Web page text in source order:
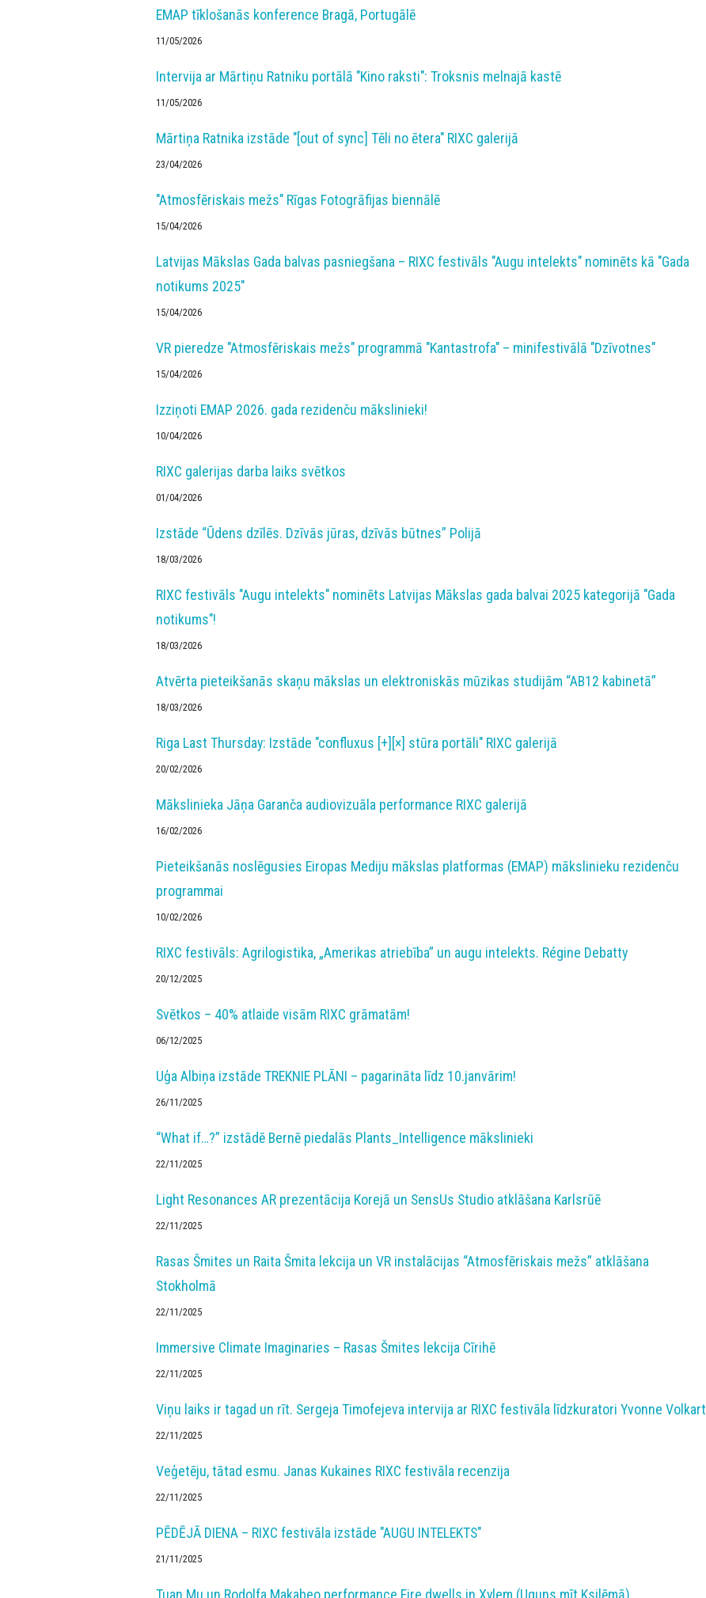
EMAP tīklošanās konference Bragā, Portugālē
11/05/2026
Intervija ar Mārtiņu Ratniku portālā "Kino raksti": Troksnis melnajā kastē
11/05/2026
Mārtiņa Ratnika izstāde "[out of sync] Tēli no ētera" RIXC galerijā
23/04/2026
"Atmosfēriskais mežs" Rīgas Fotogrāfijas biennālē
15/04/2026
Latvijas Mākslas Gada balvas pasniegšana – RIXC festivāls "Augu intelekts" nominēts kā "Gada
notikums 2025"
15/04/2026
VR pieredze "Atmosfēriskais mežs" programmā "Kantastrofa" – minifestivālā "Dzīvotnes"
15/04/2026
Izziņoti EMAP 2026. gada rezidenču mākslinieki!
10/04/2026
RIXC galerijas darba laiks svētkos
01/04/2026
Izstāde “Ūdens dzīlēs. Dzīvās jūras, dzīvās būtnes” Polijā
18/03/2026
RIXC festivāls "Augu intelekts" nominēts Latvijas Mākslas gada balvai 2025 kategorijā "Gada
notikums"!
18/03/2026
Atvērta pieteikšanās skaņu mākslas un elektroniskās mūzikas studijām “AB12 kabinetā”
18/03/2026
Riga Last Thursday: Izstāde "confluxus [+][×] stūra portāli" RIXC galerijā
20/02/2026
Mākslinieka Jāņa Garanča audiovizuāla performance RIXC galerijā
16/02/2026
Pieteikšanās noslēgusies Eiropas Mediju mākslas platformas (EMAP) mākslinieku rezidenču
programmai
10/02/2026
RIXC festivāls: Agrilogistika, „Amerikas atriebība” un augu intelekts. Régine Debatty
20/12/2025
Svētkos – 40% atlaide visām RIXC grāmatām!
06/12/2025
Uģa Albiņa izstāde TREKNIE PLĀNI – pagarināta līdz 10.janvārim!
26/11/2025
“What if…?” izstādē Bernē piedalās Plants_Intelligence mākslinieki
22/11/2025
Light Resonances AR prezentācija Korejā un SensUs Studio atklāšana Karlsrūē
22/11/2025
Rasas Šmites un Raita Šmita lekcija un VR instalācijas “Atmosfēriskais mežs” atklāšana
Stokholmā
22/11/2025
Immersive Climate Imaginaries – Rasas Šmites lekcija Cīrihē
22/11/2025
Viņu laiks ir tagad un rīt. Sergeja Timofejeva intervija ar RIXC festivāla līdzkuratori Yvonne Volkart
22/11/2025
Veģetēju, tātad esmu. Janas Kukaines RIXC festivāla recenzija
22/11/2025
PĒDĒJĀ DIENA – RIXC festivāla izstāde "AUGU INTELEKTS"
21/11/2025
Tuan Mu un Rodolfa Makabeo performance Fire dwells in Xylem (Uguns mīt Ksilēmā)